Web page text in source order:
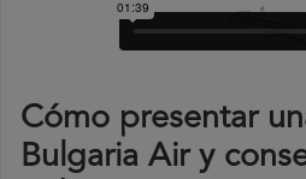
Cómo presentar
Bulgaria Air y